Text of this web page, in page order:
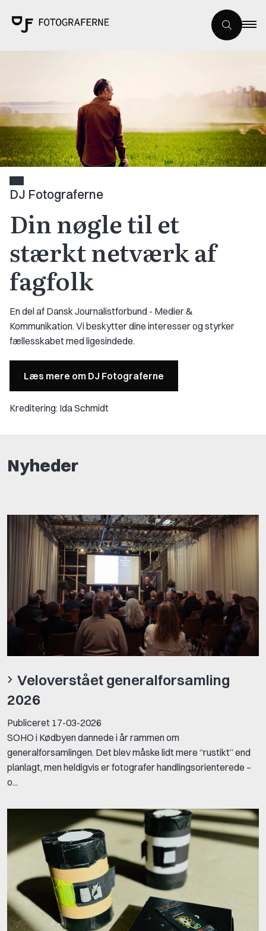
DJ Fotograferne
Din nøgle til et
stærkt netværk af
fagfolk
En del af Dansk Journalistforbund - Medier &
Kommunikation. Vi beskytter dine interesser og styrker
fællesskabet med ligesindede.
Læs mere om DJ Fotograferne
Kreditering: Ida Schmidt
Nyheder
Veloverstået generalforsamling
2026
Publiceret 17-03-2026
SOHO i Kødbyen dannede i år rammen om
generalforsamlingen. Det blev måske lidt mere “rustikt” end
planlagt, men heldigvis er fotografer handlingsorienterede –
o...